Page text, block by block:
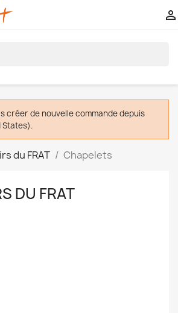

créer de nouvelle commande depuis
States).
du FRAT Chapelets
DU FRAT